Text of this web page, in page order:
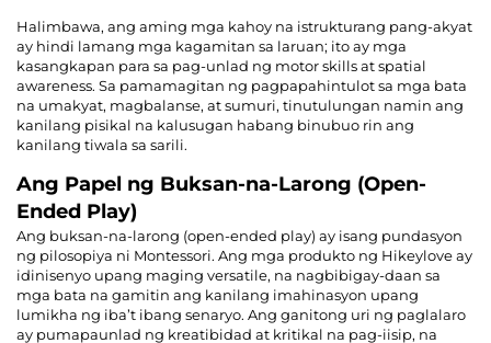
Halimbawa, ang aming mga kahoy na istrukturang pang-akyat
ay hindi lamang mga kagamitan sa laruan; ito ay mga
kasangkapan para sa pag-unlad ng motor skills at spatial
awareness. Sa pamamagitan ng pagpapahintulot sa mga bata
na umakyat, magbalanse, at sumuri, tinutulungan namin ang
kanilang pisikal na kalusugan habang binubuo rin ang
kanilang tiwala sa sarili.
Ang Papel ng Buksan-na-Larong (Open-
Ended Play)
Ang buksan-na-larong (open-ended play) ay isang pundasyon
ng pilosopiya ni Montessori. Ang mga produkto ng Hikeylove ay
idinisenyo upang maging versatile, na nagbibigay-daan sa
mga bata na gamitin ang kanilang imahinasyon upang
lumikha ng iba’t ibang senaryo. Ang ganitong uri ng paglalaro
ay pumapaunlad ng kreatibidad at kritikal na pag-iisip, na